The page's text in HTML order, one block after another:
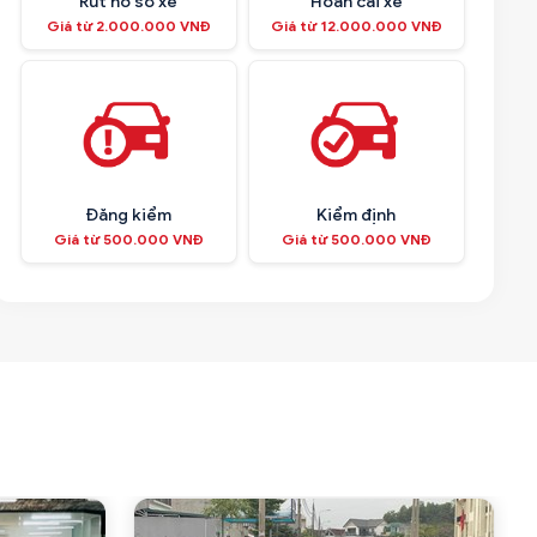
Giá từ 2.000.000 VNĐ Giá từ 12.000.000 VNĐ
Đăng kiểm
Giá từ 500.000 VNĐ
Kiểm định
Giá từ 500.000 VNĐ